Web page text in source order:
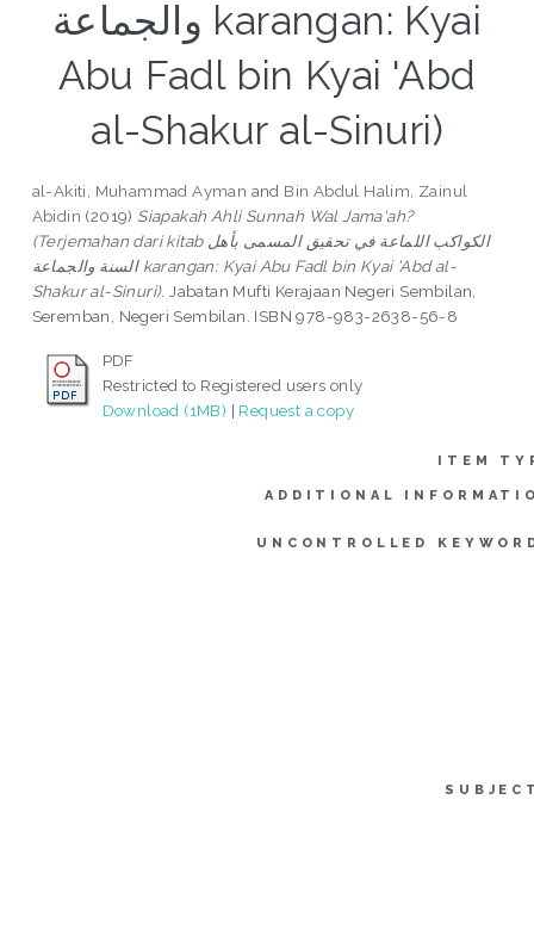
والجماعة karangan: Kyai
Abu Fadl bin Kyai 'Abd
al-Shakur al-Sinuri)
al-Akiti, Muhammad Ayman and Bin Abdul Halim, Zainul
Abidin (2019) Siapakah Ahli Sunnah Wal Jama'ah?
(Terjemahan dari kitab الكواكب اللماعة في تحقيق المسمى بأهل
السنة والجماعة karangan: Kyai Abu Fadl bin Kyai 'Abd al-
Shakur al-Sinuri). Jabatan Mufti Kerajaan Negeri Sembilan,
Seremban, Negeri Sembilan. ISBN 978-983-2638-56-8
PDF
Restricted to Registered users only
Download (1MB) | Request a copy
ITEM
ADDITIONAL
UNCONTROLLED